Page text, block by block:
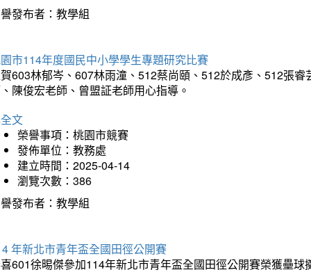
發布者：教學組
市114年度國民中小學學生專題研究比賽
603林郁岑、607林雨潼、512蔡尚頤、512於成彥、512張
陳俊宏老師、曾盟証老師用心指導。
文
榮譽事項：桃園市競賽
發佈單位：教務處
建立時間：2025-04-14
瀏覽次數：386
發布者：教學組
年新北市青年盃全國田徑公開賽
601徐晹傑參加114年新北市青年盃全國田徑公開賽榮獲壘